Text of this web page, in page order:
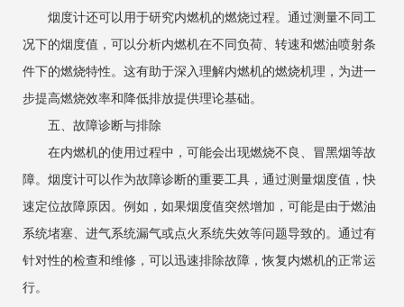
烟度计还可以用于研究内燃机的燃烧过程。通过测量不同工
况下的烟度值，可以分析内燃机在不同负荷、转速和燃油喷射条
件下的燃烧特性。这有助于深入理解内燃机的燃烧机理，为进一
步提高燃烧效率和降低排放提供理论基础。
五、故障诊断与排除
在内燃机的使用过程中，可能会出现燃烧不良、冒黑烟等故
障。烟度计可以作为故障诊断的重要工具，通过测量烟度值，快
速定位故障原因。例如，如果烟度值突然增加，可能是由于燃油
系统堵塞、进气系统漏气或点火系统失效等问题导致的。通过有
针对性的检查和维修，可以迅速排除故障，恢复内燃机的正常运
行。